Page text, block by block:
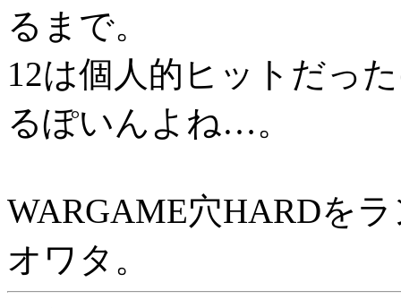
るまで。
12は個人的ヒットだっ
るぽいんよね…。
WARGAME穴HARDを
オワタ。